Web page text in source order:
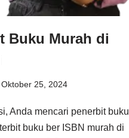
Buku Murah di
Oktober 25, 2024
Anda mencari penerbit buku
buku ber ISBN murah di